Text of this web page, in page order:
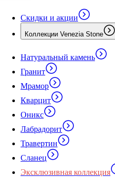
Скидки и акции
Коллекции Venezia Stone
Натуральный камень
Гранит
Мрамор
Кварцит
Оникс
Лабрадорит
Травертин
Сланец
Эксклюзивная коллекция